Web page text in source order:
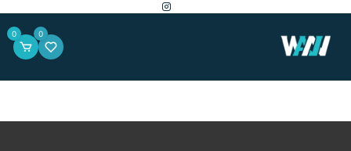
إلى
المحتوى 0
0